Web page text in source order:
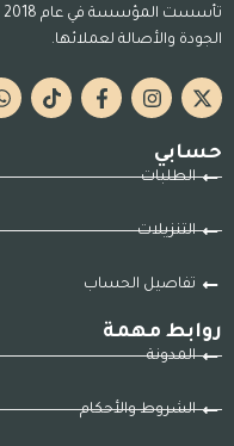
الجودة والأصالة لعملائها.
حسابي
الطلبات
التنزيلات
تفاصيل الحساب
روابط مهمة
المدونة
الشروط والأحكام